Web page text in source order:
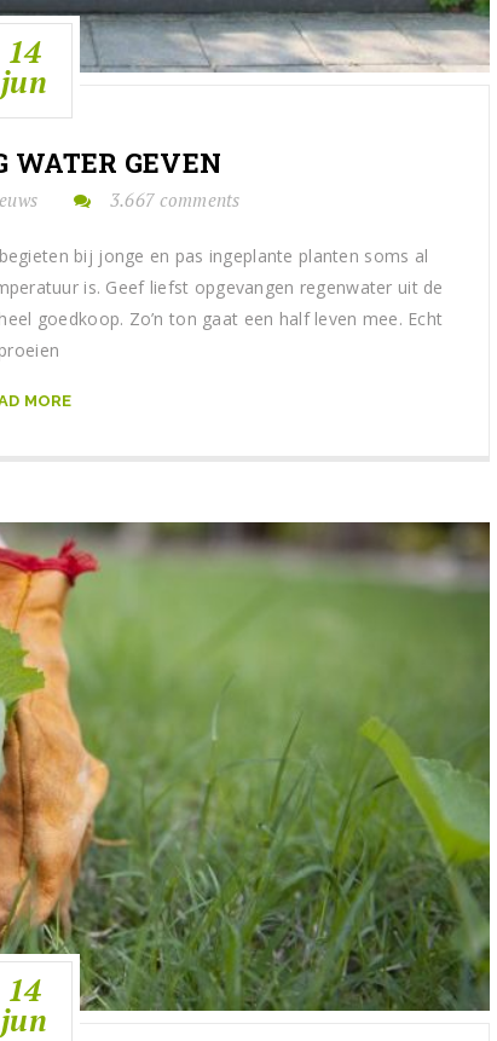
14
jun
WATER GEVEN
3.667 comments
bij jonge en pas ingeplante planten soms al
is. Geef liefst opgevangen regenwater uit de
goedkoop. Zo’n ton gaat een half leven mee. Echt
MORE
14
jun